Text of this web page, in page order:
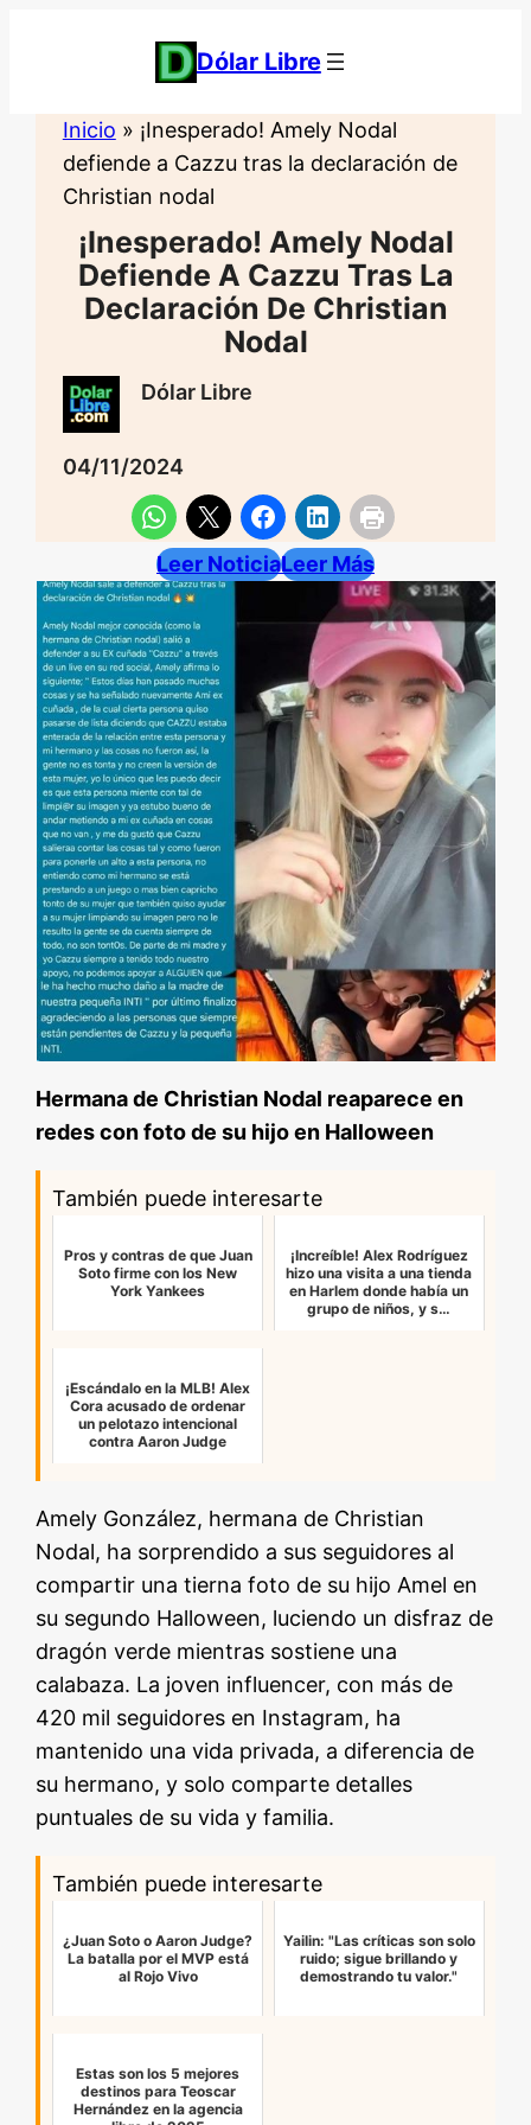
Dólar Libre
Inicio » ¡Inesperado! Amely Nodal
defiende a Cazzu tras la declaración de
Christian nodal
¡Inesperado! Amely Nodal
Defiende A Cazzu Tras La
Declaración De Christian
Nodal
Dólar Libre
04/11/2024
Leer NoticiaLeer Más
Hermana de Christian Nodal reaparece en
redes con foto de su hijo en Halloween
También puede interesarte
Pros y contras de que Juan
Soto firme con los New
York Yankees
¡Increíble! Alex Rodríguez
hizo una visita a una tienda
en Harlem donde había un
grupo de niños, y s…
¡Escándalo en la MLB! Alex
Cora acusado de ordenar
un pelotazo intencional
contra Aaron Judge
Amely González, hermana de Christian
Nodal, ha sorprendido a sus seguidores al
compartir una tierna foto de su hijo Amel en
su segundo Halloween, luciendo un disfraz de
dragón verde mientras sostiene una
calabaza. La joven influencer, con más de
420 mil seguidores en Instagram, ha
mantenido una vida privada, a diferencia de
su hermano, y solo comparte detalles
puntuales de su vida y familia.
También puede interesarte
¿Juan Soto o Aaron Judge?
La batalla por el MVP está
al Rojo Vivo
Yailin: "Las críticas son solo
ruido; sigue brillando y
demostrando tu valor."
Estas son los 5 mejores
destinos para Teoscar
Hernández en la agencia